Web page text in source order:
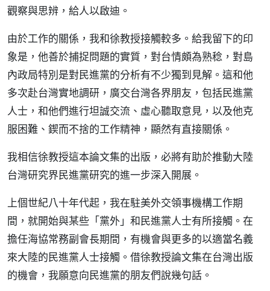
觀察與思辨，給人以啟迪。
由於工作的關係，我和徐教授接觸較多。給我留下的印
象是，他善於捕捉問題的實質，對台情頗為熟稔，對島
內政局特別是對民進黨的分析有不少獨到見解。這和他
多次赴台灣實地調研，廣交台灣各界朋友，包括民進黨
人士，和他們進行坦誠交流、虛心聽取意見，以及他克
服困難、鍥而不捨的工作精神，顯然有直接關係。
我相信徐教授這本論文集的出版，必將有助於推動大陸
台灣研究界民進黨研究的進一步深入開展。
上個世紀八十年代起，我在駐美外交領事機構工作期
間，就開始與某些「黨外」和民進黨人士有所接觸。在
擔任海協常務副會長期間，有機會與更多的以適當名義
來大陸的民進黨人士接觸。借徐教授論文集在台灣出版
的機會，我願意向民進黨的朋友們說幾句話。